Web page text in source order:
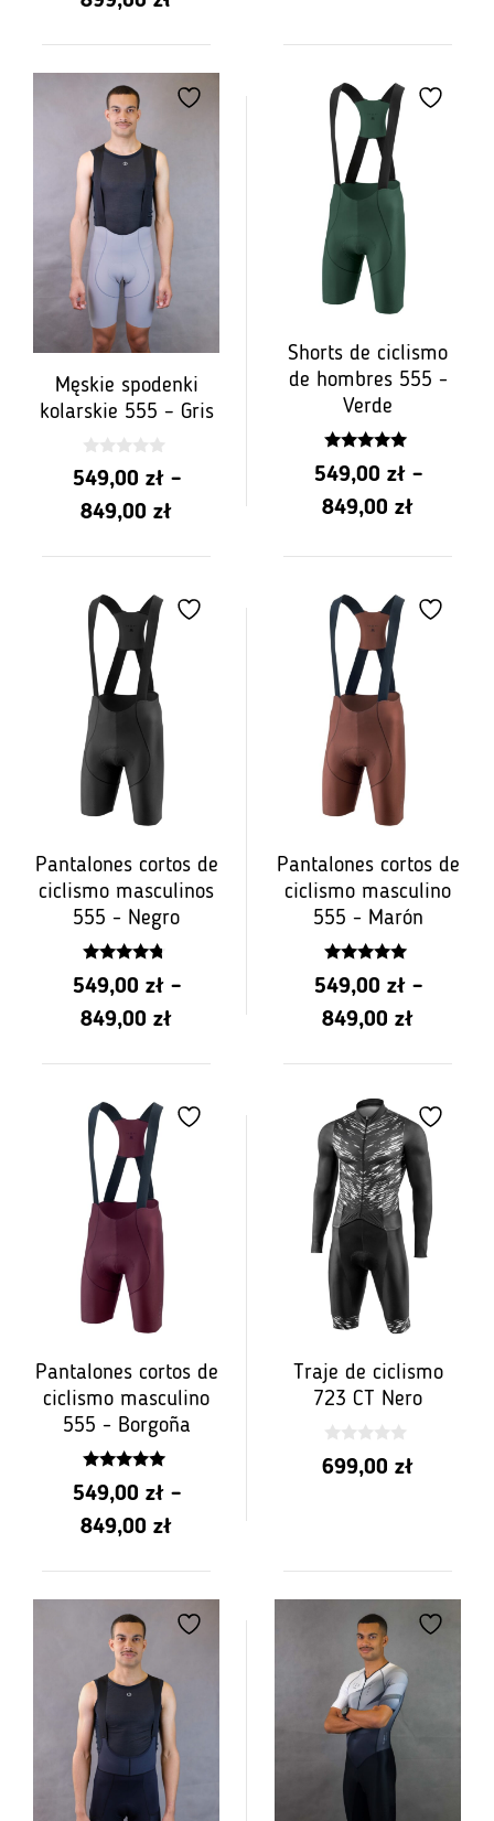
de
PLN
de
Męskie spodenki
kolarskie 555 – Gris
0
z
549,00 zł –
849,00 złRango
de
Shorts de ciclismo
de hombres 555 -
Verde
5.00
z 5
549,00 zł –
849,00 złRango
de
Pantalones cortos de
ciclismo masculinos
555 - Negro
4.58
z 5
549,00 zł –
849,00 złRango
de
Pantalones cortos de
ciclismo masculino
555 - Marón
5.00
z 5
549,00 zł –
849,00 złRango
de
PLN
549.00
a
PLN
Pantalones cortos de
ciclismo masculino
555 - Borgoña
5.00
z 5
549,00 zł –
849,00 złRango
de
549.00
a
PLN
849.00
Traje de ciclismo
723 CT Nero
0
z
699,00 zł